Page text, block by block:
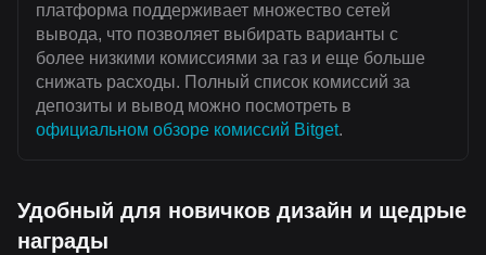
платформа поддерживает множество сетей
вывода, что позволяет выбирать варианты с
более низкими комиссиями за газ и еще больше
снижать расходы. Полный список комиссий за
депозиты и вывод можно посмотреть в
официальном обзоре комиссий Bitget.
Удобный для новичков дизайн и щедрые
награды